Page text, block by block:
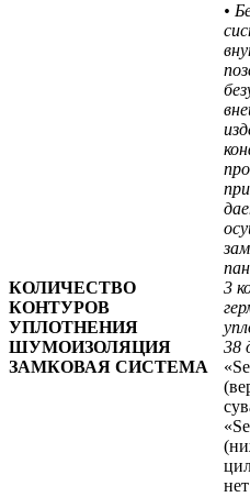
•
КОЛИЧЕСТВО
КОНТУРОВ
УПЛОТНЕНИЯ
3
ШУМОИЗОЛЯЦИЯ
38
ЗАМКОВАЯ СИСТЕМА
нет